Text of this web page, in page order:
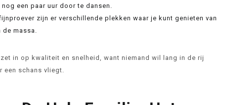
een paar uur door te dansen.
zijn er verschillende plekken waar je kunt genieten van
massa.
zet in op kwaliteit en snelheid, want niemand wil lang in de rij
een schans vliegt.